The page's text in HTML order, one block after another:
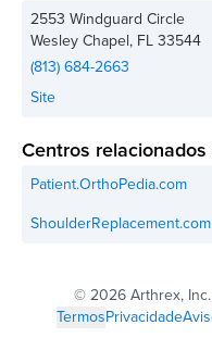
2553 Windguard Circle
Wesley Chapel, FL33544
(813) 684-2663
Site
Centros
Patient.OrthoPedia.com
ShoulderReplacement.com
© 2026 Arthrex,
TermosPrivacidade